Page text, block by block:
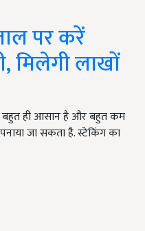
पर करें
मिलेगी लाखों
बहुत ही आसान है और बहुत कम
जा सकता है. स्टेकिंग का